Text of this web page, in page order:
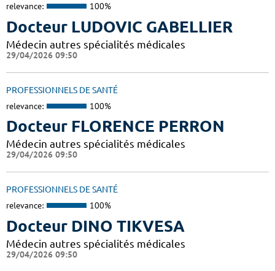
relevance: 100%
Docteur LUDOVIC GABELLIER
Médecin autres spécialités médicales
29/04/2026 09:50
PROFESSIONNELS DE SANTÉ
relevance: 100%
Docteur FLORENCE PERRON
Médecin autres spécialités médicales
29/04/2026 09:50
PROFESSIONNELS DE SANTÉ
relevance: 100%
Docteur DINO TIKVESA
Médecin autres spécialités médicales
29/04/2026 09:50